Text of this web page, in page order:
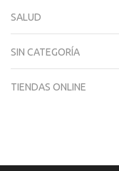
SALUD
SIN CATEGORÍA
TIENDAS ONLINE